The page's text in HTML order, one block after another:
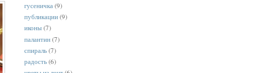
гусеничка(9)
публикации(9)
иконы(7)
палантин(7)
спираль(7)
радость(6)